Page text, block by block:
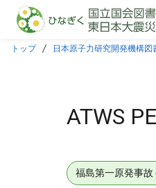
本文に飛ぶ
トップ 日本原子力研究開発機構図
ATWS
福島第一原発事故